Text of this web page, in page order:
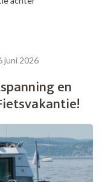
een
Fietsvakantie
juni 2026
en